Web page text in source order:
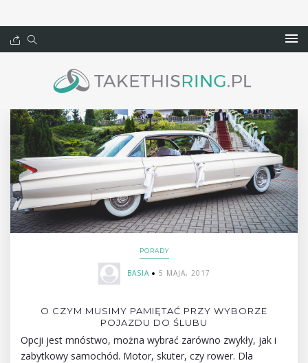
PORADY
BASIA 5 MAJA, 2017
O CZYM MUSIMY PAMIĘTAĆ PRZY WYBORZE
POJAZDU DO ŚLUBU
Opcji jest mnóstwo, można wybrać zarówno zwykły, jak i
zabytkowy samochód. Motor, skuter, czy rower. Dla